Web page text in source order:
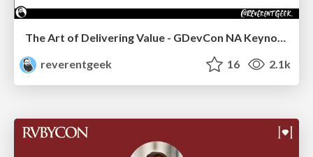
The Art of Delivering Value - GDevCon NA Keynote
reverentgeek
16 2.1k